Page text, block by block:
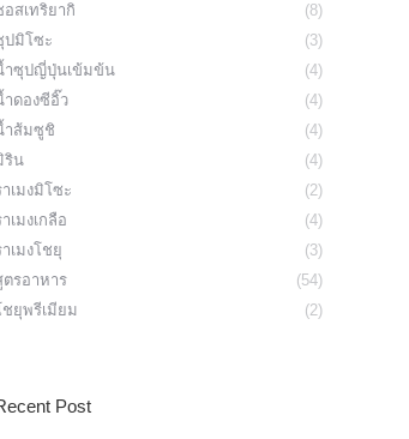
อสเทริยากิ
(8)
ปมิโซะ
(3)
ำซุปญี่ปุ่นเข้มข้น
(4)
ำดองซีอิ๊ว
(4)
ำส้มซูชิ
(4)
ริน
(4)
าเมงมิโซะ
(2)
าเมงเกลือ
(4)
าเมงโชยุ
(3)
ตรอาหาร
(54)
ชยุพรีเมียม
(2)
Post